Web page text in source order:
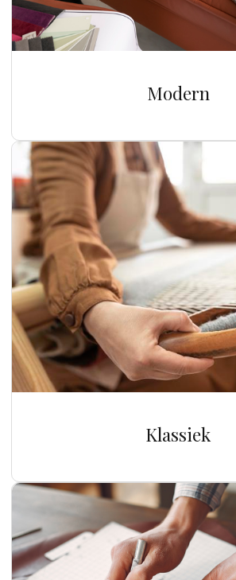
Modern
Klassiek